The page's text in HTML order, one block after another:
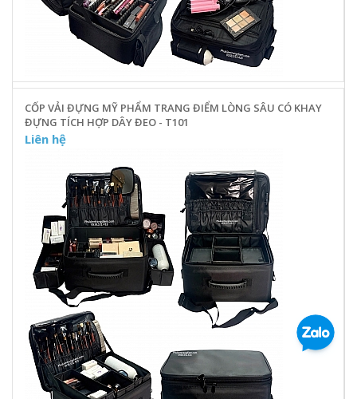
CỐP VẢI ĐỰNG MỸ PHẨM TRANG ĐIỂM LÒNG SÂU CÓ KHAY
ĐỰNG TÍCH HỢP DÂY ĐEO - T101
Liên hệ